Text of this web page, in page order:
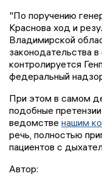
"По поручению
Краснова ход и
Владимирской
законодательства
контролируется
федеральный
При этом в самом
подобные
ведомстве нашим
речь, полностью
пациентов с
Автор: